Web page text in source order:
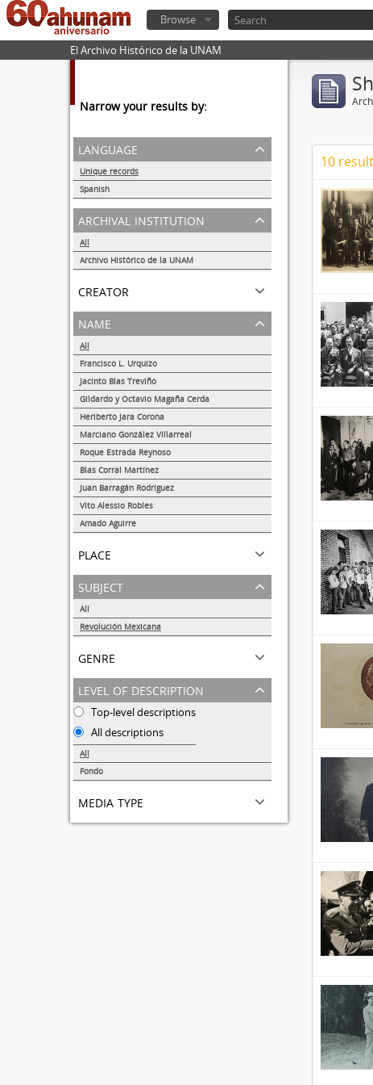
Browse
El Archivo Histórico de la UNAM
Narrow your results by:
language
Unique records
Spanish
10
archival institution
All
Archivo Histórico de la UNAM
creator
name
All
Francisco L. Urquizo
Jacinto Blas Treviño
Gildardo y Octavio Magaña Cerda
Heriberto Jara Corona
Marciano González Villarreal
Roque Estrada Reynoso
Blas Corral Martínez
Juan Barragán Rodríguez
Vito Alessio Robles
Amado Aguirre
place
subject
All
Revolución Mexicana
genre
level of description
Top-level descriptions
All descriptions
All
Fondo
media type
10